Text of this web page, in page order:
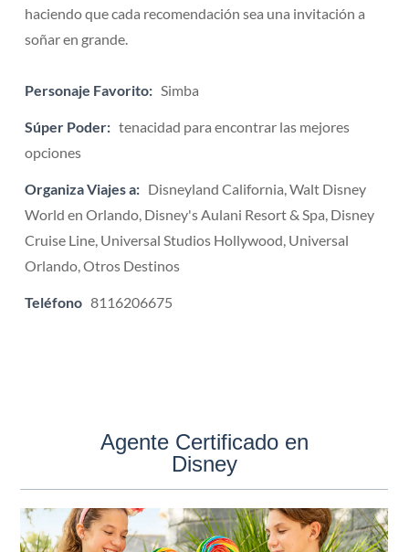
haciendo que cada recomendación sea una invitación a
soñar en grande.
Personaje Favorito: Simba
Súper Poder: tenacidad para encontrar las mejores
opciones
Organiza Viajes a: Disneyland California, Walt Disney
World en Orlando, Disney's Aulani Resort & Spa, Disney
Cruise Line, Universal Studios Hollywood, Universal
Orlando, Otros Destinos
Teléfono 8116206675